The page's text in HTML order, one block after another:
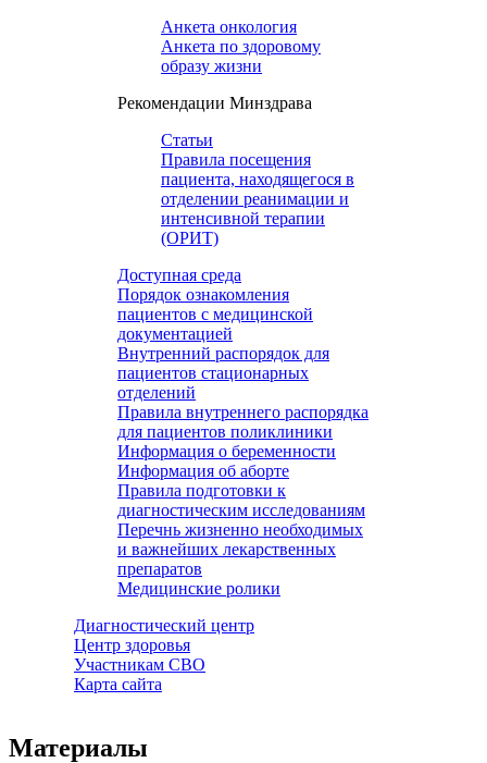
Анкета онкология
Анкета по здоровому
образу жизни
Рекомендации Минздрава
Статьи
Правила посещения
пациента, находящегося в
отделении реанимации и
интенсивной терапии
(ОРИТ)
Доступная среда
Порядок ознакомления
пациентов с медицинской
документацией
Внутренний распорядок для
пациентов стационарных
отделений
Правила внутреннего распорядка
для пациентов поликлиники
Информация о беременности
Информация об аборте
Правила подготовки к
диагностическим исследованиям
Перечнь жизненно необходимых
и важнейших лекарственных
препаратов
Медицинские ролики
Диагностический центр
Центр здоровья
Участникам СВО
Карта сайта
Материалы